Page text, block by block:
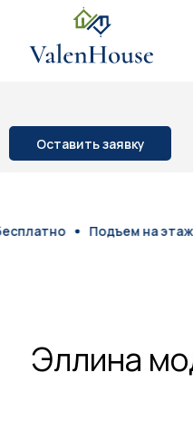
Оставить заявку
Подъем на этаж -
Эллина